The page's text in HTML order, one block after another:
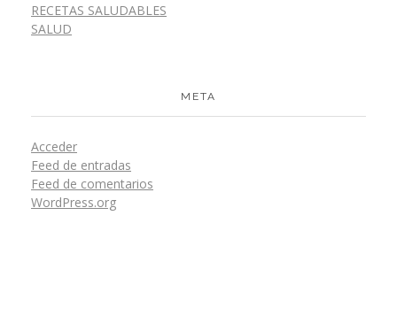
RECETAS SALUDABLES
SALUD
META
Acceder
Feed de entradas
Feed de comentarios
WordPress.org